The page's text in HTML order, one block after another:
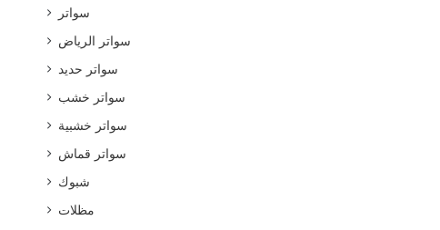
سواتر
سواتر الرياض
سواتر حديد
سواتر خشب
سواتر خشبية
سواتر قماش
شبوك
مظلات